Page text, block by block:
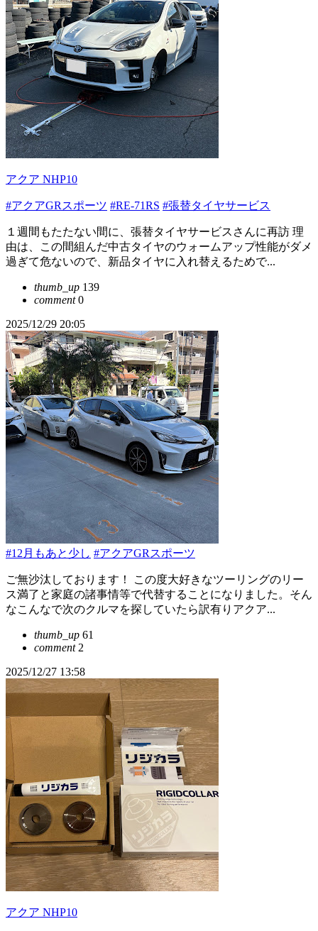
アクア NHP10
#アクアGRスポーツ #RE-71RS #張替タイヤサービス
１週間もたたない間に、張替タイヤサービスさんに再訪 理
由は、この間組んだ中古タイヤのウォームアップ性能がダメ
過ぎて危ないので、新品タイヤに入れ替えるためで...
thumb_up 139
comment0
2025/12/29 20:05
#12月もあと少し #アクアGRスポーツ
ご無沙汰しております！ この度大好きなツーリングのリー
ス満了と家庭の諸事情等で代替することになりました。そん
なこんなで次のクルマを探していたら訳有りアクア...
thumb_up 61
comment2
2025/12/27 13:58
アクア NHP10